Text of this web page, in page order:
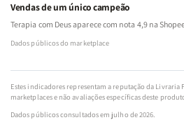
Vendas de um único campeão
Terapia com Deus aparece com nota 4,9 na
Dados públicos do marketplace
Estes indicadores representam a reputação da Livraria
marketplaces e não avaliações específicas deste
Dados públicos consultados em julho de 2026.